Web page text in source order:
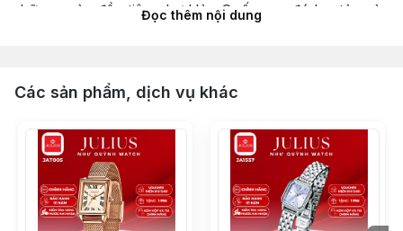
những ngày đầu tiên như Hàn Quốc sau đó lan tỏa và
Quốc, nhập khẩu máy của Nhật đến lắp ráp tại Trung
Quốc. Tạo nên một mức giá phân khúc phổ thông phù
hợp và cạnh tranh nhất. Xây dựng nên một “đế chế”
vững mạnh trong lòng giới trẻ yêu thời trang.
Đọc thêm nội dung
Các sản phẩm, dịch vụ khác